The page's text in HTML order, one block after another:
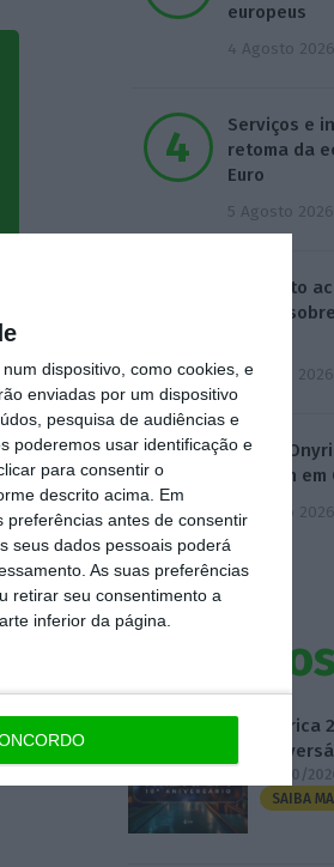
dispositivo, como cookies, e
enviadas por um dispositivo
pesquisa de audiências e
poderemos usar identificação e
para consentir o
descrito acima. Em
antes de consentir
seus dados pessoais poderá
As suas preferências
retirar seu consentimento a
inferior da página.
europeus
4 Agosto 2026
Serviços e
retoma da
Euro
5 Agosto 2026
Sindicato
mentir
5 Agosto 2026
Antigo
Kimpton
6 Agosto 2026
Fábrica
14/10/
SAIBA